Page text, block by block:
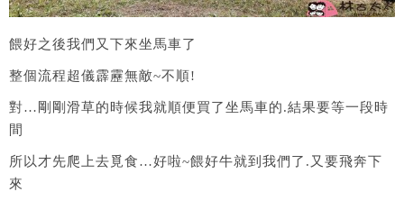
餵好之後我們又下來坐馬車了
整個流程超儀霹靂無敵~不順!
對…剛剛滑草的時候我就順便買了坐馬車的.結果要等一段時
間
所以才先爬上去覓食…好啦~餵好牛就到我們了.又要飛奔下
來